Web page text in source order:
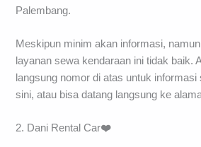
Palembang.
Meskipun minim akan informasi,
layanan sewa kendaraan ini tidak baik.
langsung nomor di atas untuk
sini, atau bisa datang langsung ke
2. Dani Rental Car❤️